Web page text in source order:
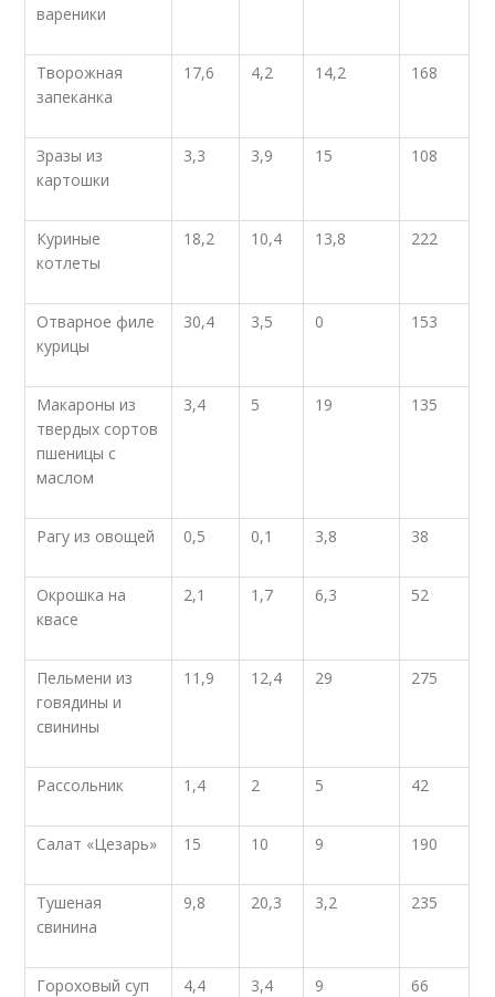
вареники
Творожная
запеканка
17,6 4,2 14,2 168
Зразы из
картошки
3,3 3,9 15 108
Куриные
котлеты
18,2 10,4 13,8 222
Отварное филе
курицы
30,4 3,5 0 153
Макароны из
твердых сортов
пшеницы с
маслом
3,4 5 19 135
Рагу из овощей 0,5 0,1 3,8 38
Окрошка на
квасе
2,1 1,7 6,3 52
Пельмени из
говядины и
свинины
11,9 12,4 29 275
Рассольник 1,4 2 5 42
Салат «Цезарь» 15 10 9 190
Тушеная
свинина
9,8 20,3 3,2 235
Гороховый суп 4,4 3,4 9 66